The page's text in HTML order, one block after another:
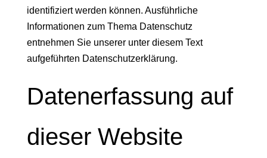
identifiziert werden können. Ausführliche
Informationen zum Thema Datenschutz
entnehmen Sie unserer unter diesem Text
aufgeführten Datenschutzerklärung.
Datenerfassung auf
dieser Website